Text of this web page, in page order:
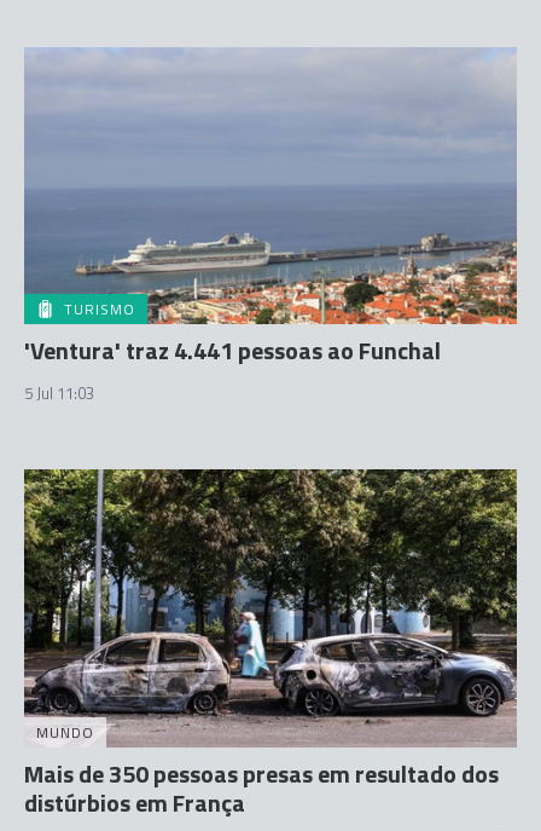
TURISMO
'Ventura' traz 4.441 pessoas ao Funchal
5 Jul 11:03
MUNDO
Mais de 350 pessoas presas em resultado dos
distúrbios em França